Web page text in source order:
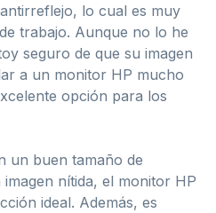
lo cual es muy
trabajo. Aunque no lo he
seguro de que su imagen
a un monitor HP mucho
opción para los
un buen tamaño de
nítida, el monitor HP
ideal. Además, es